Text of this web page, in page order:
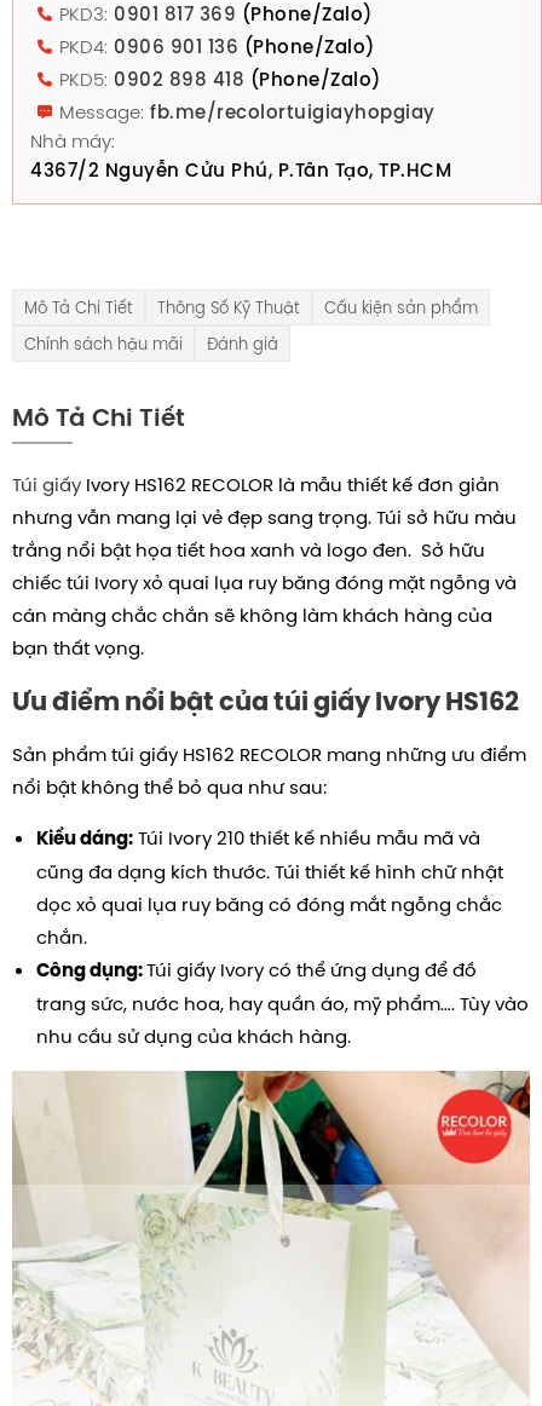
PKD3: 0901 817 369 (Phone/Zalo)
PKD4: 0906 901 136 (Phone/Zalo)
PKD5: 0902 898 418 (Phone/Zalo)
Message: fb.me/recolortuigiayhopgiay
Nhà máy:
4367/2 Nguyễn Cửu Phú, P.Tân Tạo, TP.HCM
Mô Tả Chi Tiết Thông Số Kỹ Thuật
Cấu kiện sản phẩm
Chính sách hậu mãi
Đánh giá
Mô Tả Chi Tiết
Túi giấy Ivory HS162 RECOLOR là mẫu thiết kế đơn giản
nhưng vẫn mang lại vẻ đẹp sang trọng. Túi sở hữu màu
trắng nổi bật họa tiết hoa xanh và logo đen. Sở hữu
chiếc túi Ivory xỏ quai lụa ruy băng đóng mặt ngỗng và
cán màng chắc chắn sẽ không làm khách hàng của
bạn thất vọng.
Ưu điểm nổi bật của túi giấy Ivory HS162
Sản phẩm túi giấy HS162 RECOLOR mang những ưu điểm
nổi bật không thể bỏ qua như sau:
Kiểu dáng: Túi Ivory 210 thiết kế nhiều mẫu mã và
cũng đa dạng kích thước. Túi thiết kế hình chữ nhật
dọc xỏ quai lụa ruy băng có đóng mắt ngỗng chắc
chắn.
Công dụng:Túi giấy Ivory có thể ứng dụng để đồ
trang sức, nước hoa, hay quần áo, mỹ phẩm…. Tùy vào
nhu cầu sử dụng của khách hàng.